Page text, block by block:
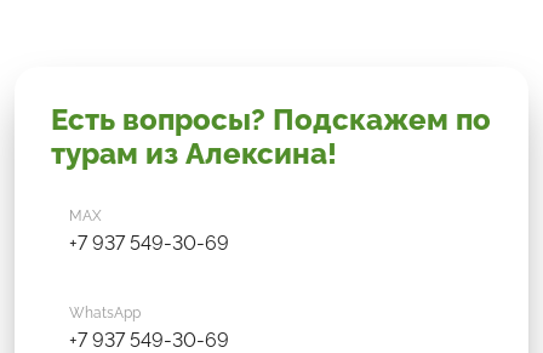
Есть вопросы? Подскажем по
турам из Алексина!
MAX
+7 937 549-30-69
WhatsApp
+7 937 549-30-69